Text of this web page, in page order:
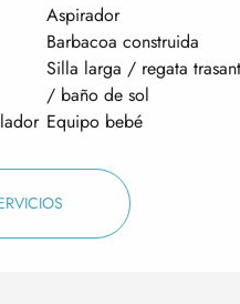
Aspirador
Barbacoa construida
Silla larga / regata
/ baño de sol
Equipo bebé